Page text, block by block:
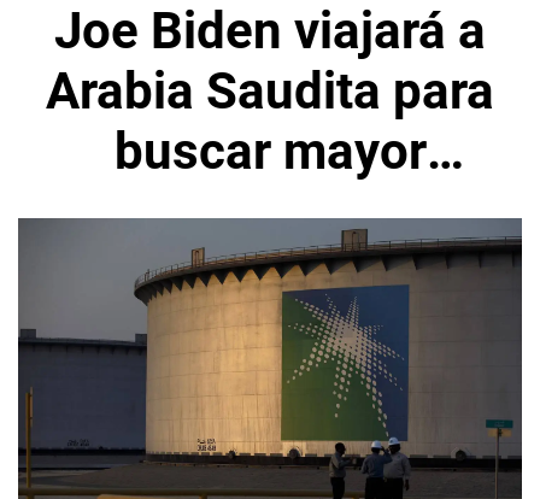
Joe Biden viajará a
Arabia Saudita para
buscar mayor
oferta de petróleo